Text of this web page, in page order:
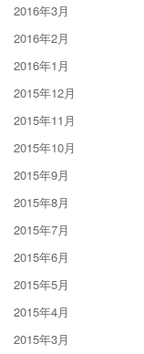
2016年3月
2016年2月
2016年1月
2015年12月
2015年11月
2015年10月
2015年9月
2015年8月
2015年7月
2015年6月
2015年5月
2015年4月
2015年3月